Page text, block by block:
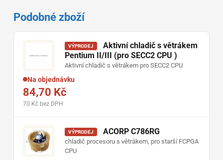
Podobné zboží
VÝPRODEJ
Aktivní chladič s větrákem
Pentium II/III (pro SECC2 CPU )
Aktivní chladič s větrákem pro SECC2 CPU
Na objednávku
84,70 Kč
70 Kč bez DPH
VÝPRODEJ ACORP C786RG
chladič procesoru s větrákem, pro starší FCPGA
CPU